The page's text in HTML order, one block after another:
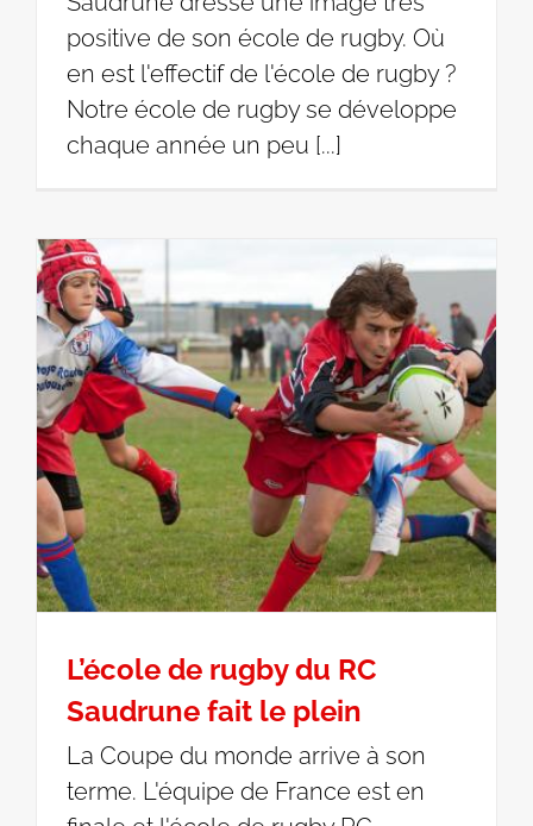
positive de son école de rugby. Où
en est l'effectif de l'école de rugby ?
Notre école de rugby se développe
chaque année un peu [...]
L’école de rugby du RC
Saudrune fait le plein
La Coupe du monde arrive à son
terme. L'équipe de France est en